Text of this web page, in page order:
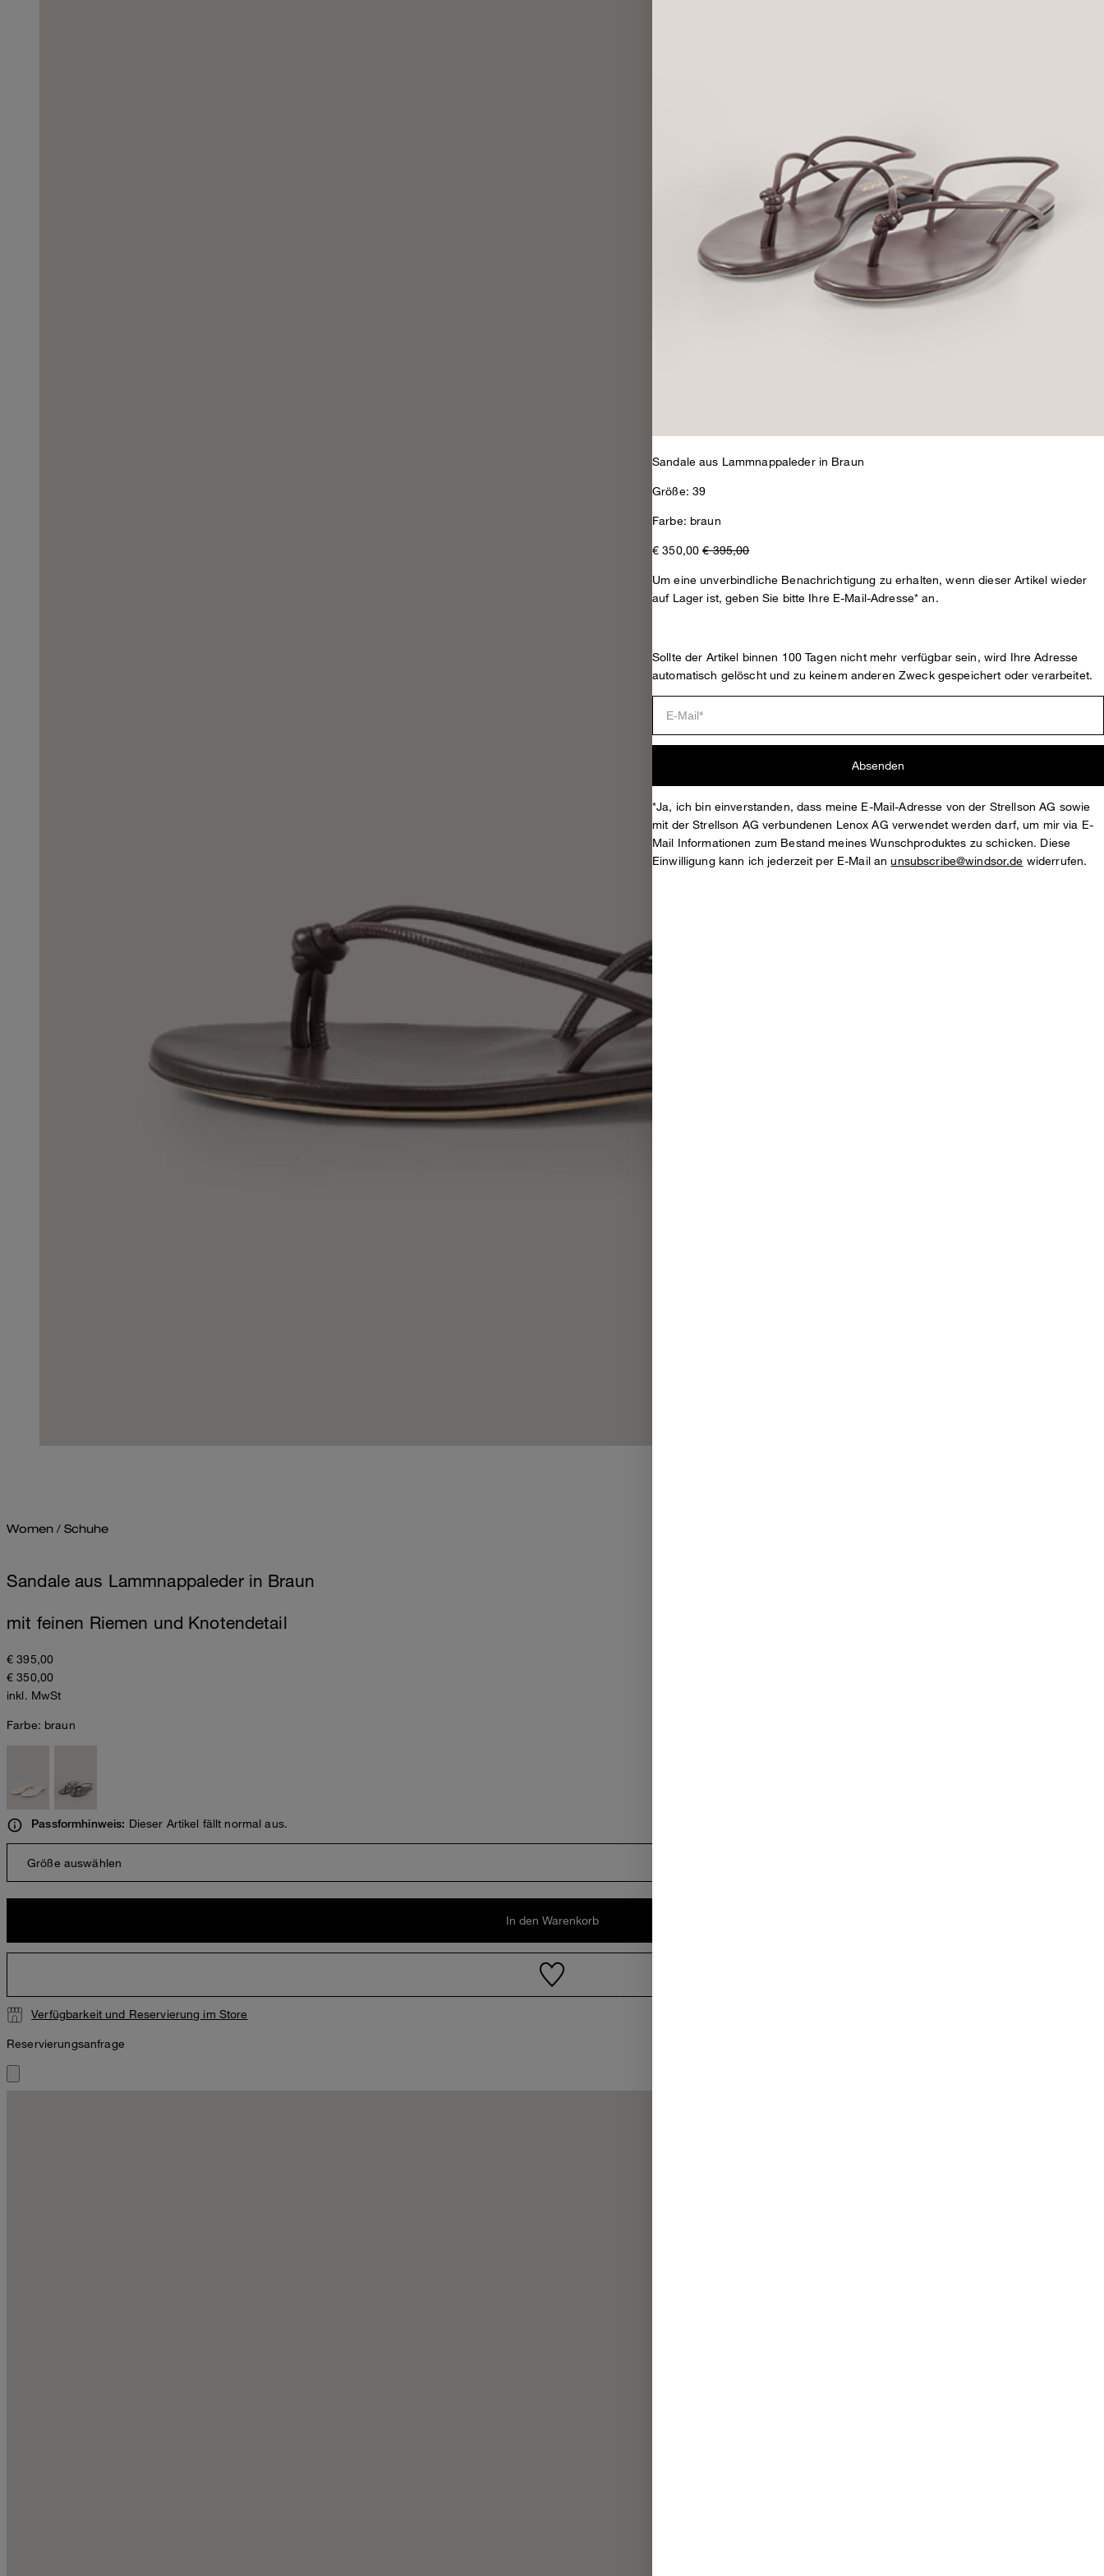
Women / Schuhe
Sandale aus Lammnappaleder in Braun
mit feinen Riemen und Knotendetail
€ 395,00
€ 350,00
inkl. MwSt
Farbe: braun
Passformhinweis: Dieser Artikel fällt normal aus.
Größe auswählen
In den Warenkorb
Verfügbarkeit und Reservierung im Store
Reservierungsanfrage
Sandale aus Lammnappaleder in Braun
Größe: 39
Farbe: braun
€ 350,00€ 395,00
Um eine unverbindliche Benachrichtigung zu erhalten, wenn dieser Artikel wieder
auf Lager ist, geben Sie bitte Ihre E-Mail-Adresse* an.
Sollte der Artikel binnen 100 Tagen nicht mehr verfügbar sein, wird Ihre Adresse
automatisch gelöscht und zu keinem anderen Zweck gespeichert oder verarbeitet.
Absenden
*Ja, ich bin einverstanden, dass meine E-Mail-Adresse von der Strellson AG sowie
mit der Strellson AG verbundenen Lenox AG verwendet werden darf, um mir via E-
Mail Informationen zum Bestand meines Wunschproduktes zu schicken. Diese
Einwilligung kann ich jederzeit per E-Mail anunsubscribe@windsor.de widerrufen.